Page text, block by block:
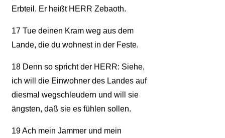
Erbteil. Er heißt HERR Zebaoth.
17Tue deinen Kram weg aus dem
Lande, die du wohnest in der Feste.
18Denn so spricht der HERR: Siehe,
ich will die Einwohner des Landes auf
diesmal wegschleudern und will sie
ängsten, daß sie es fühlen sollen.
19Ach mein Jammer und mein